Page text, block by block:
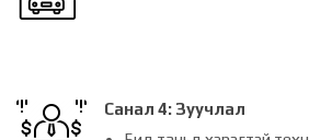
Санал 4: Зуучлал